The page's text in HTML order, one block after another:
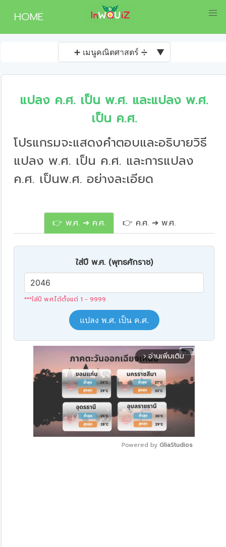
HOME
➕ เมนูคณิตศาสตร์ ➗ ▼
แปลง ค.ศ. เป็น พ.ศ. และแปลง พ.ศ.
เป็น ค.ศ.
โปรแกรมจะแสดงคำตอบและอธิบายวิธี
แปลง พ.ศ. เป็น ค.ศ. และการแปลง
ค.ศ. เป็นพ.ศ. อย่างละเอียด
👉 พ.ศ. ➔ ค.ศ. 👉 ค.ศ. ➔ พ.ศ.
ใส่ปี พ.ศ. (พุทธศักราช)
***ใส่ปี พ.ศ.ได้ตั้งแต่ 1 - 9999
แปลง พ.ศ. เป็น ค.ศ.
arrow_forward_ios อ่านเพิ่มเติม
Powered by GliaStudios